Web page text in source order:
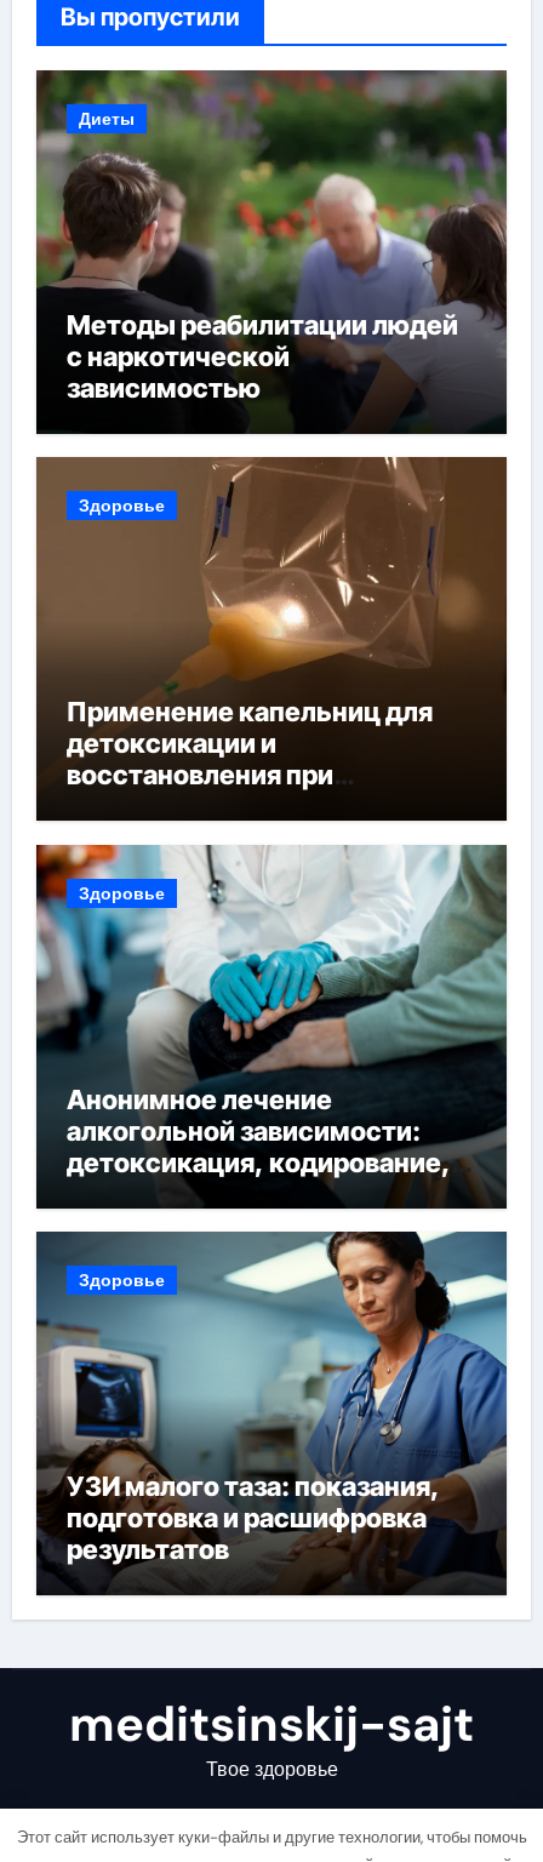
Вы пропустили
Диеты
Методы реабилитации людей
с наркотической
зависимостью
Здоровье
Применение капельниц для
детоксикации и
восстановления при
Здоровье
Анонимное лечение
алкогольной зависимости:
детоксикация, кодирование,
реабилитация, полный курс и
конфиденциальность
Здоровье
УЗИ малого таза: показания,
подготовка и расшифровка
результатов
meditsinskij-sajt
Твое здоровье
Этот сайт использует куки-файлы и другие технологии, чтобы помочь